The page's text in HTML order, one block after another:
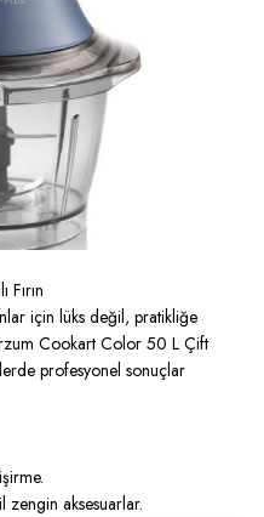
için lüks değil, pratikliğe
Cookart Color 50 L Çift
profesyonel sonuçlar
zengin aksesuarlar.